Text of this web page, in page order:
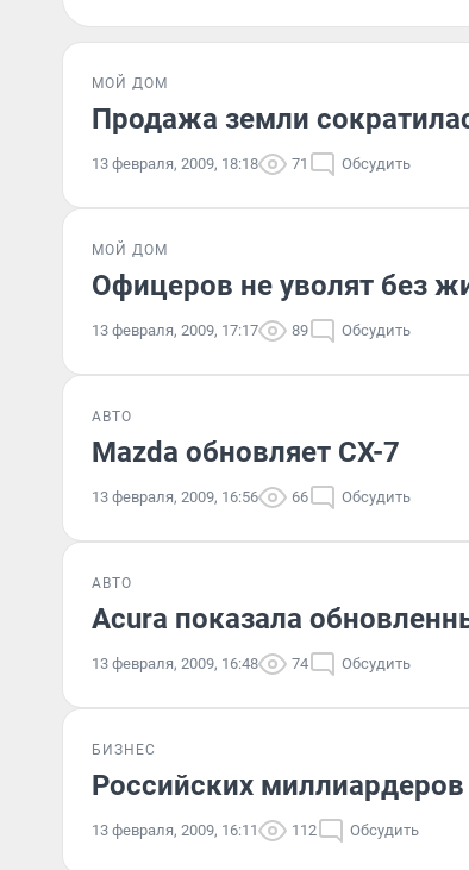
МОЙ ДОМ
Продажа земли
13 февраля, 2009, 18:18 71 Обсудить
МОЙ ДОМ
Офицеров не уволят без
13 февраля, 2009, 17:17 89 Обсудить
АВТО
Mazda обновляет CX-7
13 февраля, 2009, 16:56 66 Обсудить
АВТО
Acura показала
13 февраля, 2009, 16:48 74 Обсудить
БИЗНЕС
Российских
13 февраля, 2009, 16:11 112 Обсудить